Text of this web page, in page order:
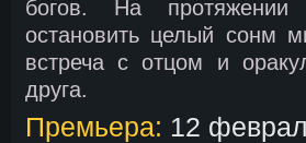
богов. На
остановить целый сонм
встреча с отцом и
друга.
Премьера: 12